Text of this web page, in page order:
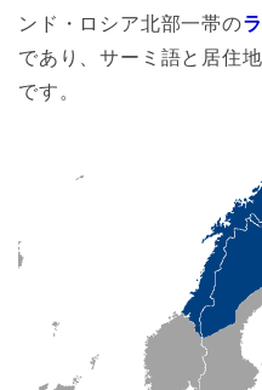
ンド・ロシア北部一帯の
であり、サーミ語と居住
です。